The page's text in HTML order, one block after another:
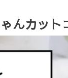
んカッ